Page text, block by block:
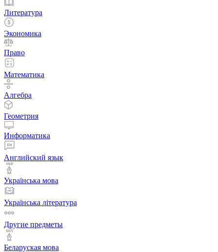
Литература
Экономика
Право
Математика
Алгебра
Геометрия
Информатика
Английский язык
Українська мова
Українська література
Другие предметы
Беларуская мова